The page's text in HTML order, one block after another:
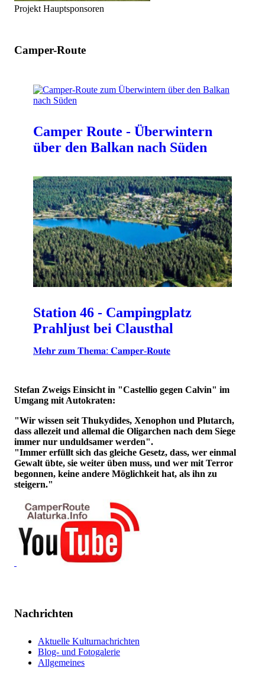
Projekt Hauptsponsoren
Camper-Route
Camper Route - Überwintern
über den Balkan nach Süden
Station 46 - Campingplatz
Prahljust bei Clausthal
𝐌𝐞𝐡𝐫 𝐳𝐮𝐦 𝐓𝐡𝐞𝐦𝐚: 𝐂𝐚𝐦𝐩𝐞𝐫-𝐑𝐨𝐮𝐭𝐞
Stefan Zweigs Einsicht in "Castellio gegen Calvin" im
Umgang mit Autokraten:
"Wir wissen seit Thukydides, Xenophon und Plutarch,
dass allezeit und allemal die Oligarchen nach dem Siege
immer nur unduldsamer werden".
"Immer erfüllt sich das gleiche Gesetz, dass, wer einmal
Gewalt übte, sie weiter üben muss, und wer mit Terror
begonnen, keine andere Möglichkeit hat, als ihn zu
steigern."
Nachrichten
Aktuelle Kulturnachrichten
Blog- und Fotogalerie
Allgemeines